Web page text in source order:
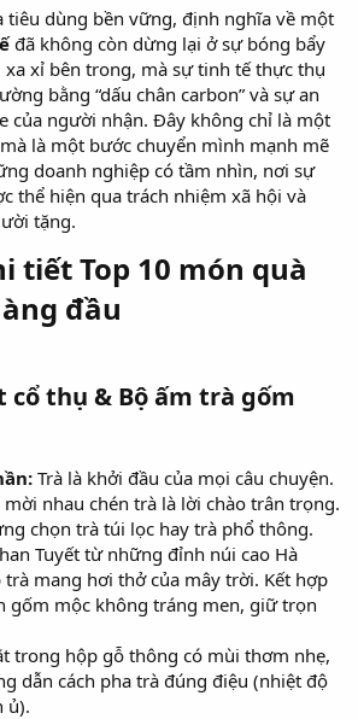
tiêu dùng bền vững, định nghĩa về một
đã không còn dừng lại ở sự bóng bẩy
xỉ bên trong, mà sự tinh tế thực thụ
bằng “dấu chân carbon” và sự an
của người nhận. Đây không chỉ là một
là một bước chuyển mình mạnh mẽ
doanh nghiệp có tầm nhìn, nơi sự
thể hiện qua trách nhiệm xã hội và
tặng.
tiết Top 10 món quà
đầu​
cổ thụ & Bộ ấm trà gốm
Trà là khởi đầu của mọi câu chuyện.
nhau chén trà là lời chào trân trọng.
chọn trà túi lọc hay trà phổ thông.
Tuyết từ những đỉnh núi cao Hà
trà mang hơi thở của mây trời. Kết hợp
gốm mộc không tráng men, giữ trọn
trong hộp gỗ thông có mùi thơm nhẹ,
dẫn cách pha trà đúng điệu (nhiệt độ
ủ).